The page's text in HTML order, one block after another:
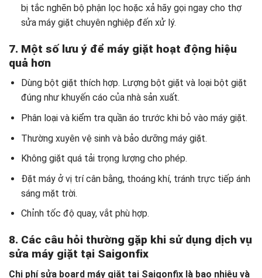
bị tắc nghẽn bộ phận lọc hoặc xả hãy gọi ngay cho thợ
sửa máy giặt chuyên nghiệp đến xử lý.
7. Một số lưu ý để máy giặt hoạt động hiệu
quả hơn
Dùng bột giặt thích hợp. Lượng bột giặt và loại bột giặt
đúng như khuyến cáo của nhà sản xuất.
Phân loại và kiểm tra quần áo trước khi bỏ vào máy giặt.
Thường xuyên vệ sinh và bảo dưỡng máy giặt.
Không giặt quá tải trọng lượng cho phép.
Đặt máy ở vị trí cân bằng, thoáng khí, tránh trực tiếp ánh
sáng mặt trời.
Chỉnh tốc độ quay, vắt phù hợp.
8. Các câu hỏi thường gặp khi sử dụng dịch vụ
sửa máy giặt tại Saigonfix
Chi phí sửa board máy giặt tại Saigonfix là bao nhiêu và